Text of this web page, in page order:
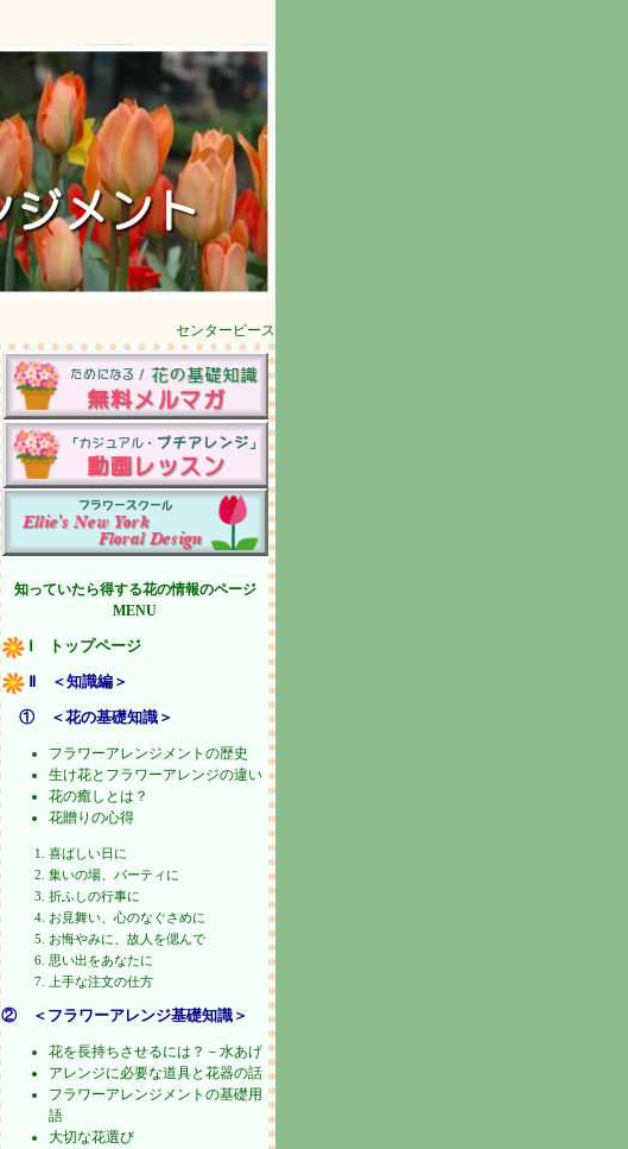
センターピース
知っていたら得する花の情報のページ
MENU
Ⅰ トップページ
Ⅱ ＜知識編＞
① ＜花の基礎知識＞
フラワーアレンジメントの歴史
生け花とフラワーアレンジの違い
花の癒しとは？
花贈りの心得
喜ばしい日に
集いの場、パーティに
折ふしの行事に
お見舞い、心のなぐさめに
お悔やみに、故人を偲んで
思い出をあなたに
上手な注文の仕方
② ＜フラワーアレンジ基礎知識＞
花を長持ちさせるには？－水あげ
アレンジに必要な道具と花器の話
フラワーアレンジメントの基礎用
語
大切な花選び